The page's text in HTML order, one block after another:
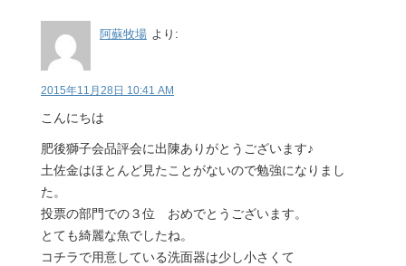
阿蘇牧場 より:
2015年11月28日 10:41 AM
こんにちは
肥後獅子会品評会に出陳ありがとうございます♪
土佐金はほとんど見たことがないので勉強になりまし
た。
投票の部門での３位 おめでとうございます。
とても綺麗な魚でしたね。
コチラで用意している洗面器は少し小さくて